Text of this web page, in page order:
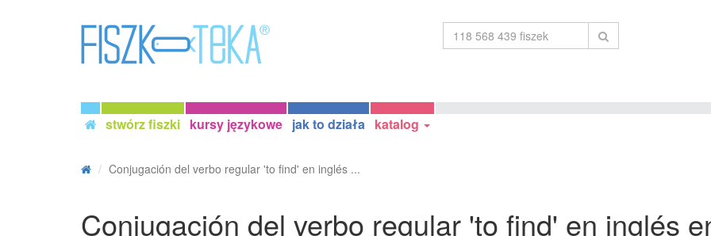
stwórz fiszki kursy językowe jak to działa katalog
Conjugación del verbo regular 'to find' en inglés ...
Conjugación del verbo regular 'to find' en inglés